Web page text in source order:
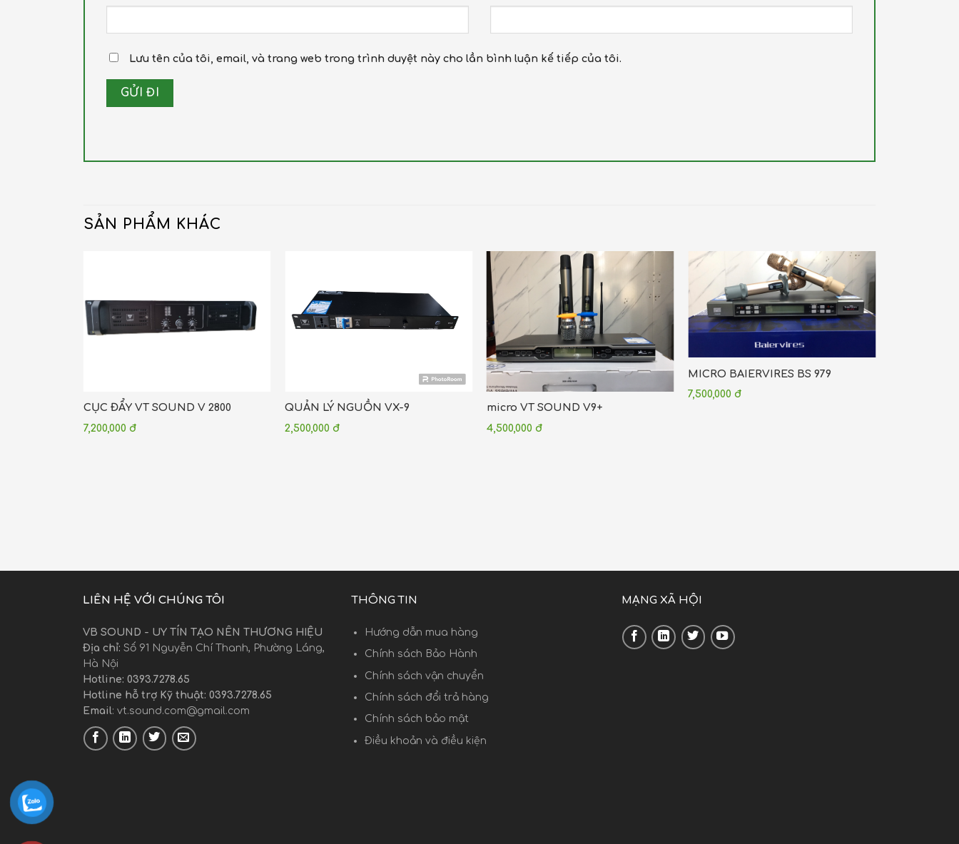
Lưu tên của tôi, email, và trang web trong trình duyệt này cho lần bình luận kế tiếp của tôi.
SẢN PHẨM KHÁC
CỤC ĐẨY VT SOUND V 2800
7,200,000 đ
QUẢN LÝ NGUỒN VX-9
2,500,000 đ
micro VT SOUND V9+
4,500,000 đ
MICRO BAIERVIRES BS 979
7,500,000 đ
LIÊN HỆ VỚI CHÚNG TÔI
VB SOUND - UY TÍN TẠO NÊN THƯƠNG HIỆU
Địa chỉ: Số 91 Nguyễn Chí Thanh, Phường Láng,
Hà Nội
Hotline: 0393.7278.65
Hotline hỗ trợ Kỹ thuật: 0393.7278.65
Email: vt.sound.com@gmail.com
THÔNG TIN
Hướng dẫn mua hàng
Chính sách Bảo Hành
Chính sách vận chuyển
Chính sách đổi trả hàng
Chính sách bảo mật
Điều khoản và điều kiện
MẠNG XÃ HỘI